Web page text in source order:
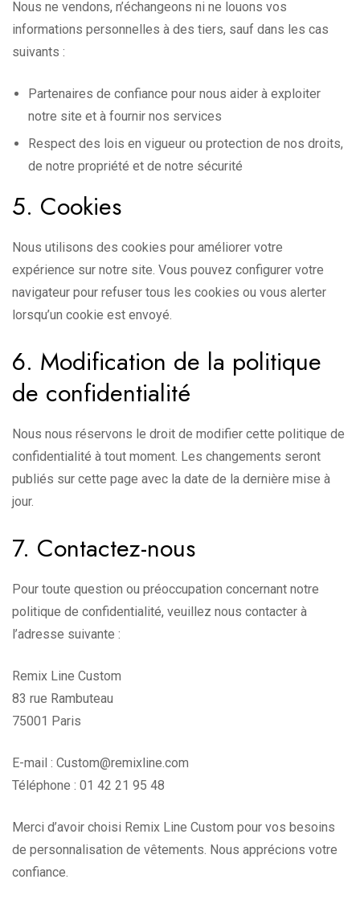
Nous ne vendons, n’échangeons ni ne louons vos
informations personnelles à des tiers, sauf dans les cas
suivants :
Partenaires de confiance pour nous aider à exploiter
notre site et à fournir nos services
Respect des lois en vigueur ou protection de nos droits,
de notre propriété et de notre sécurité
5. Cookies
Nous utilisons des cookies pour améliorer votre
expérience sur notre site. Vous pouvez configurer votre
navigateur pour refuser tous les cookies ou vous alerter
lorsqu’un cookie est envoyé.
6. Modification de la politique
de confidentialité
Nous nous réservons le droit de modifier cette politique de
confidentialité à tout moment. Les changements seront
publiés sur cette page avec la date de la dernière mise à
jour.
7. Contactez-nous
Pour toute question ou préoccupation concernant notre
politique de confidentialité, veuillez nous contacter à
l’adresse suivante :
Remix Line Custom
83 rue Rambuteau
75001 Paris
E-mail : Custom@remixline.com
Téléphone : 01 42 21 95 48
Merci d’avoir choisi Remix Line Custom pour vos besoins
de personnalisation de vêtements. Nous apprécions votre
confiance.